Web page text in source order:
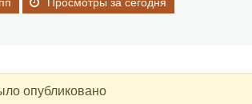
опубликовано